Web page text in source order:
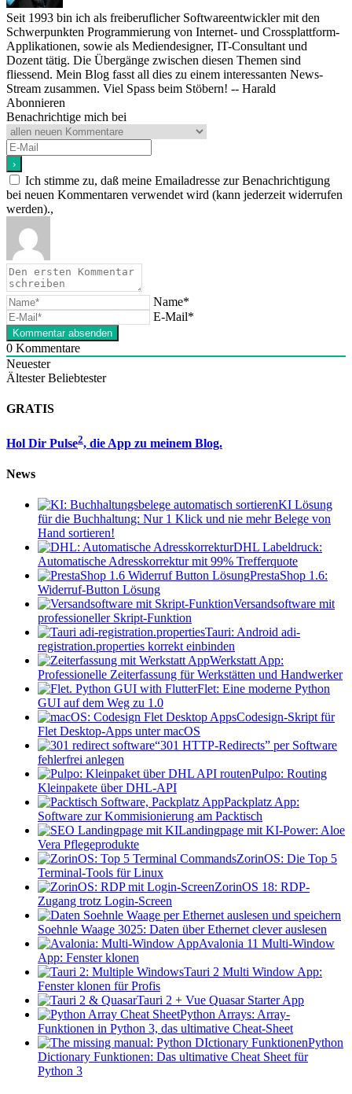
Seit 1993 bin ich als freiberuflicher Softwareentwickler mit den
Schwerpunkten Programmierung von Internet- und Crossplattform-
Applikationen, sowie als Mediendesigner, IT-Consultant und
Dozent tätig. Die Übergänge zwischen diesen Themen sind
fliessend. Mein Blog fasst all dies zu einem interessanten News-
Stream zusammen. Viel Spass beim Stöbern! -- Harald
Abonnieren
Benachrichtige mich bei
Ich stimme zu, daß meine Emailadresse zur Benachrichtigung
bei neuen Kommentaren verwendet wird (kann jederzeit widerrufen
werden).,
Name*
E-Mail*
0 Kommentare
Neuester
Ältester Beliebtester
GRATIS
Hol Dir Pulse2, die App zu meinem Blog.
News
KI Lösung
für die Buchhaltung: Nur 1 Klick und nie mehr Belege von
Hand sortieren!
DHL Labeldruck:
Automatische Adresskorrektur mit 99% Trefferquote
PrestaShop 1.6:
Widerruf-Button Lösung
Versandsoftware mit
professioneller Skript-Funktion
Tauri: Android adi-
registration.properties korrekt einbinden
Werkstatt App:
Professionelle Zeiterfassung für Werkstätten und Handwerker
Flet: Eine moderne Python
GUI auf dem Weg zu 1.0
Codesign-Skript für
Flet Desktop-Apps unter macOS
“301 HTTP-Redirects” per Software
fehlerfrei anlegen
Pulpo: Routing
Kleinpakete über DHL-API
Packplatz App:
Software zur Kommisionierung am Packtisch
Landingpage mit KI-Power: Aloe
Vera Pflegeprodukte
ZorinOS: Die Top 5
Terminal-Tools für Linux
ZorinOS 18: RDP-
Zugang trotz Login-Screen
Soehnle Waage 3025: Daten über Ethernet clever auslesen
Avalonia 11 Multi-Window
App: Fenster klonen
Tauri 2 Multi Window App:
Fenster klonen für Profis
Tauri 2 + Vue Quasar Starter App
Python Arrays: Array-
Funktionen in Python 3, das ultimative Cheat-Sheet
Python
Dictionary Funktionen: Das ultimative Cheat Sheet für
Python 3